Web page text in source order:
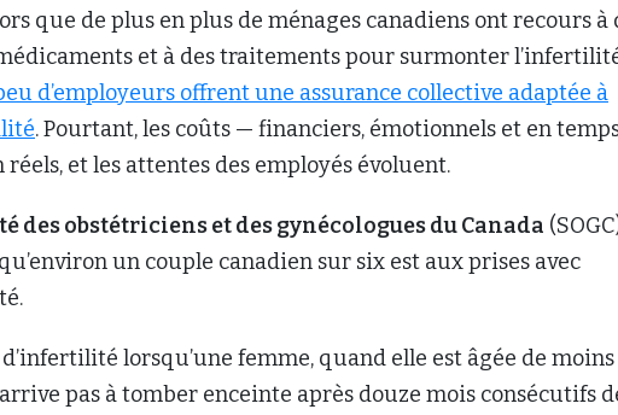
que de plus en plus de ménages canadiens ont recours à
et à des traitements pour surmonter
d’employeurs offrent une assurance collective adaptée à
. Pourtant, les coûts — financiers, émotionnels et en
réels, et les attentes des employés évoluent.
des obstétriciens et des gynécologues du Canada
un couple canadien sur six est aux prises avec
lorsqu’une femme, quand elle est âgée de moins
pas à tomber enceinte après douze mois consécutifs